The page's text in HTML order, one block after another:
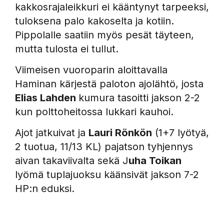
kakkosrajaleikkuri ei kääntynyt tarpeeksi,
tuloksena palo kakoselta ja kotiin.
Pippolalle saatiin myös pesät täyteen,
mutta tulosta ei tullut.
Viimeisen vuoroparin aloittavalla
Haminan kärjestä paloton ajolähtö, josta
Elias Lahden kumura tasoitti jakson 2-2
kun polttoheitossa lukkari kauhoi.
Ajot jatkuivat ja Lauri Rönkön (1+7 lyötyä,
2 tuotua, 11/13 KL) pajatson tyhjennys
aivan takaviivalta sekä Juha Toikan
lyömä tuplajuoksu käänsivät jakson 7-2
HP:n eduksi.